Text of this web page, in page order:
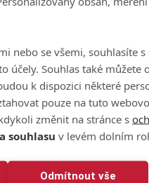
nebo se všemi, souhlasíte
účely. Souhlas také můžete
k dispozici některé
pouze na tuto
změnit na stránce s
souhlasu v levém dolním
Odmítnout vše
hodně."
Cupech a
Cup třikrát, byl
asistenty nováčkem,
že by mohl být hrajícím
Steve Stricker.